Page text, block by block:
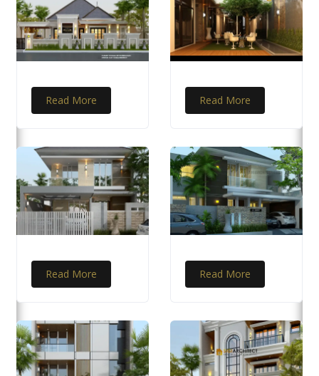
Read More Read More
Read More Read More